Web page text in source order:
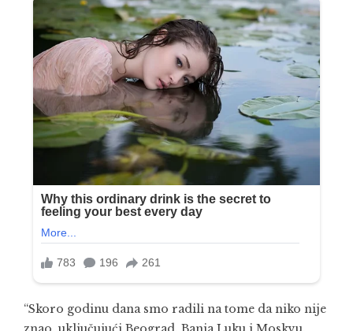
“Skoro godinu dana smo radili na tome da niko nije